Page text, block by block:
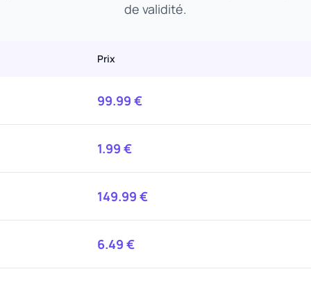
de validité.
Prix
99.99 €
1.99 €
149.99 €
6.49 €